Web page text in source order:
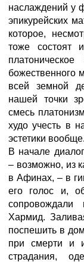
наслаждений у
эпикурейских
которое,
тоже состоят
божественного
всей земной
нашей точки
смесь
худо учесть в
эстетики вообще.
В начале
– возможно, из
в Афинах, – в
его голос и,
Хармид.
поспешить в
при смерти и
страдания,